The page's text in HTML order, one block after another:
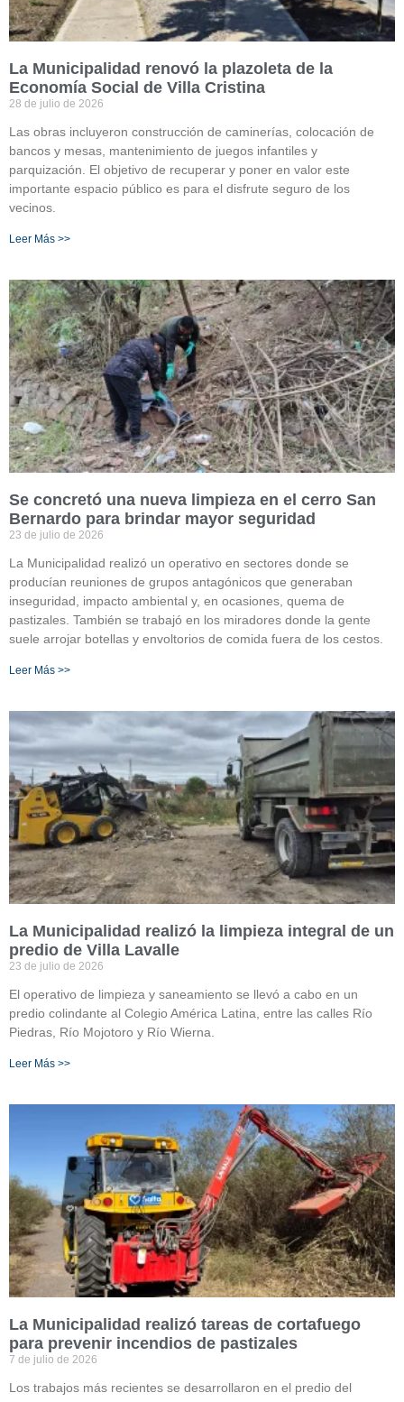
La Municipalidad renovó la plazoleta de la
Economía Social de Villa Cristina
28 de julio de 2026
Las obras incluyeron construcción de caminerías, colocación de
bancos y mesas, mantenimiento de juegos infantiles y
parquización. El objetivo de recuperar y poner en valor este
importante espacio público es para el disfrute seguro de los
vecinos.
Leer Más >>
Se concretó una nueva limpieza en el cerro San
Bernardo para brindar mayor seguridad
23 de julio de 2026
La Municipalidad realizó un operativo en sectores donde se
producían reuniones de grupos antagónicos que generaban
inseguridad, impacto ambiental y, en ocasiones, quema de
pastizales. También se trabajó en los miradores donde la gente
suele arrojar botellas y envoltorios de comida fuera de los cestos.
Leer Más >>
La Municipalidad realizó la limpieza integral de un
predio de Villa Lavalle
23 de julio de 2026
El operativo de limpieza y saneamiento se llevó a cabo en un
predio colindante al Colegio América Latina, entre las calles Río
Piedras, Río Mojotoro y Río Wierna.
Leer Más >>
La Municipalidad realizó tareas de cortafuego
para prevenir incendios de pastizales
7 de julio de 2026
Los trabajos más recientes se desarrollaron en el predio del